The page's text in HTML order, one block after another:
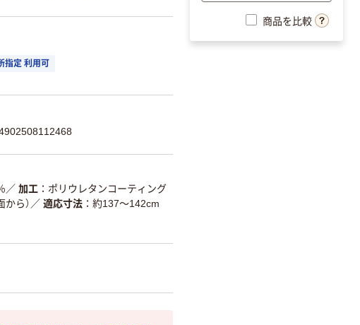
指定 利用可
／ 加工
ポリウレタンコーティング
ら） ／ 適応寸法
約137～142cm
商品を比較